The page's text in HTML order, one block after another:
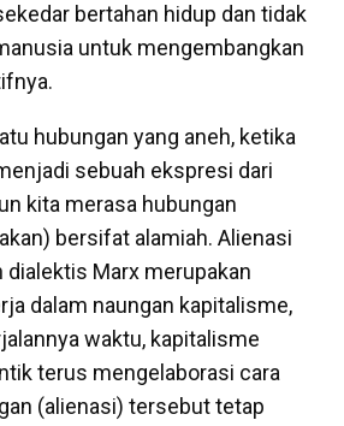
bertahan hidup dan tidak
untuk mengembangkan
hubungan yang aneh, ketika
sebuah ekspresi dari
kita merasa hubungan
bersifat alamiah. Alienasi
dialektis Marx merupakan
dalam naungan kapitalisme,
waktu, kapitalisme
terus mengelaborasi cara
(alienasi) tersebut tetap